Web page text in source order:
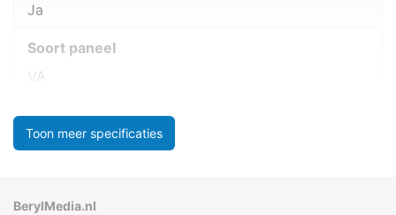
Ja
Soort paneel
VA
Toon meer specificaties
BerylMedia.nl